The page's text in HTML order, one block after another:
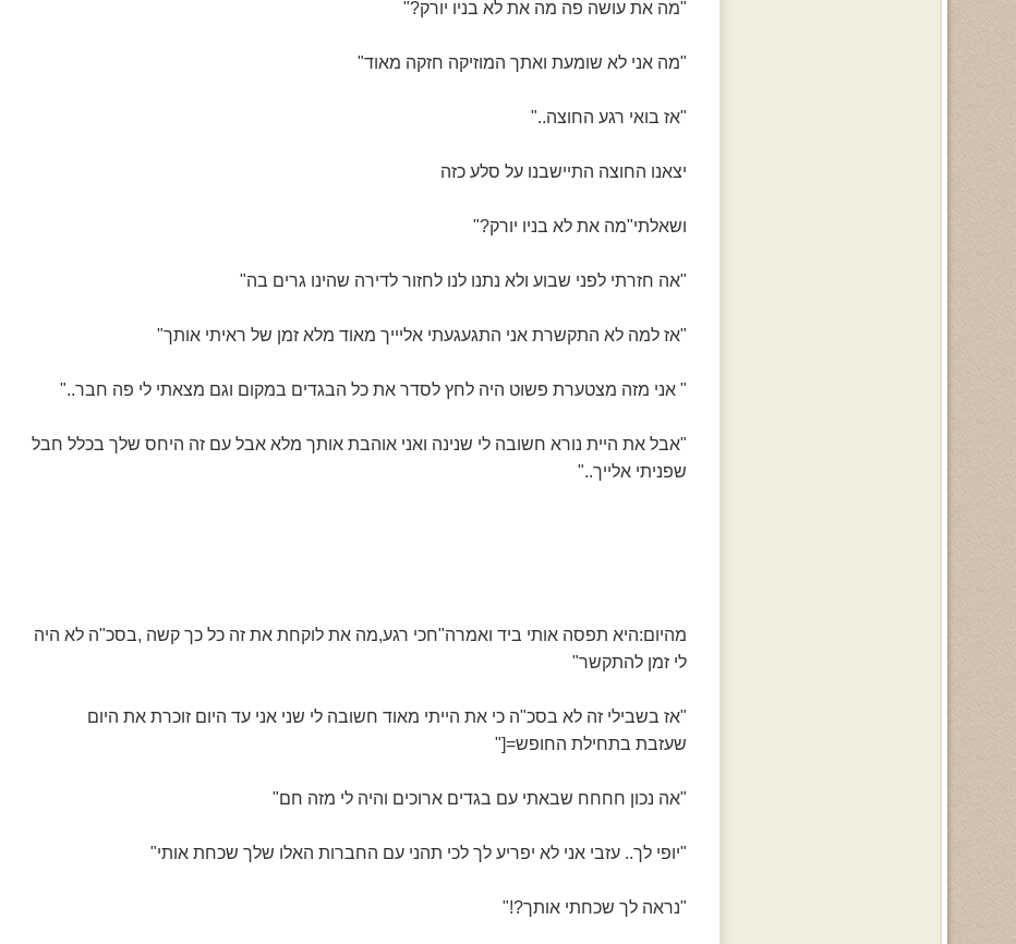
"מה את עושה פה מה את לא בניו יורק?"
"מה אני לא שומעת ואתך המוזיקה חזקה מאוד"
"אז בואי רגע החוצה.."
יצאנו החוצה התיישבנו על סלע כזה
ושאלתי"מה את לא בניו יורק?"
"אה חזרתי לפני שבוע ולא נתנו לנו לחזור לדירה שהינו גרים בה"
"אז למה לא התקשרת אני התגעגעתי אליייך מאוד מלא זמן של ראיתי אותך"
" אני מזה מצטערת פשוט היה לחץ לסדר את כל הבגדים במקום וגם מצאתי לי פה חבר.."
"אבל את היית נורא חשובה לי שנינה ואני אוהבת אותך מלא אבל עם זה היחס שלך בכלל חבל
שפניתי אלייך.."
מהיום:היא תפסה אותי ביד ואמרה"חכי רגע,מה את לוקחת את זה כל כך קשה ,בסכ"ה לא היה
לי זמן להתקשר"
"אז בשבילי זה לא בסכ"ה כי את הייתי מאוד חשובה לי שני אני עד היום זוכרת את היום
שעזבת בתחילת החופש=["
"אה נכון חחחח שבאתי עם בגדים ארוכים והיה לי מזה חם"
"יופי לך.. עזבי אני לא יפריע לך לכי תהני עם החברות האלו שלך שכחת אותי"
"נראה לך שכחתי אותך?!"